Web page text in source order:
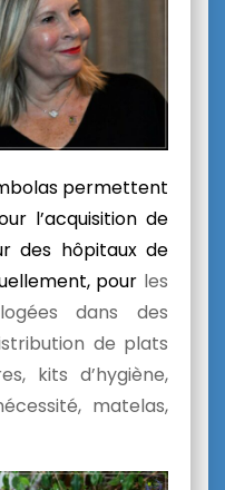
permettent
l’acquisition de
des hôpitaux de
pour les
dans des
de plats
kits d’hygiène,
matelas,